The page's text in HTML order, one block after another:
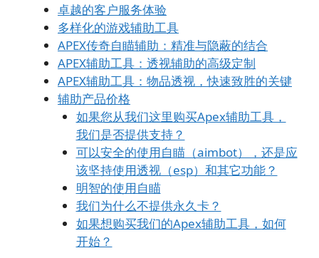
卓越的客户服务体验
多样化的游戏辅助工具
APEX传奇自瞄辅助：精准与隐蔽的结合
APEX辅助工具：透视辅助的高级定制
APEX辅助工具：物品透视，快速致胜的关键
辅助产品价格
如果您从我们这里购买Apex辅助工具，
我们是否提供支持？
可以安全的使用自瞄（aimbot），还是应
该坚持使用透视（esp）和其它功能？
明智的使用自瞄
我们为什么不提供永久卡？
如果想购买我们的Apex辅助工具，如何
开始？